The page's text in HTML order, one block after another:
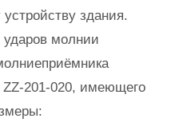
здания.
молнии
ZZ-201-020, имеющего